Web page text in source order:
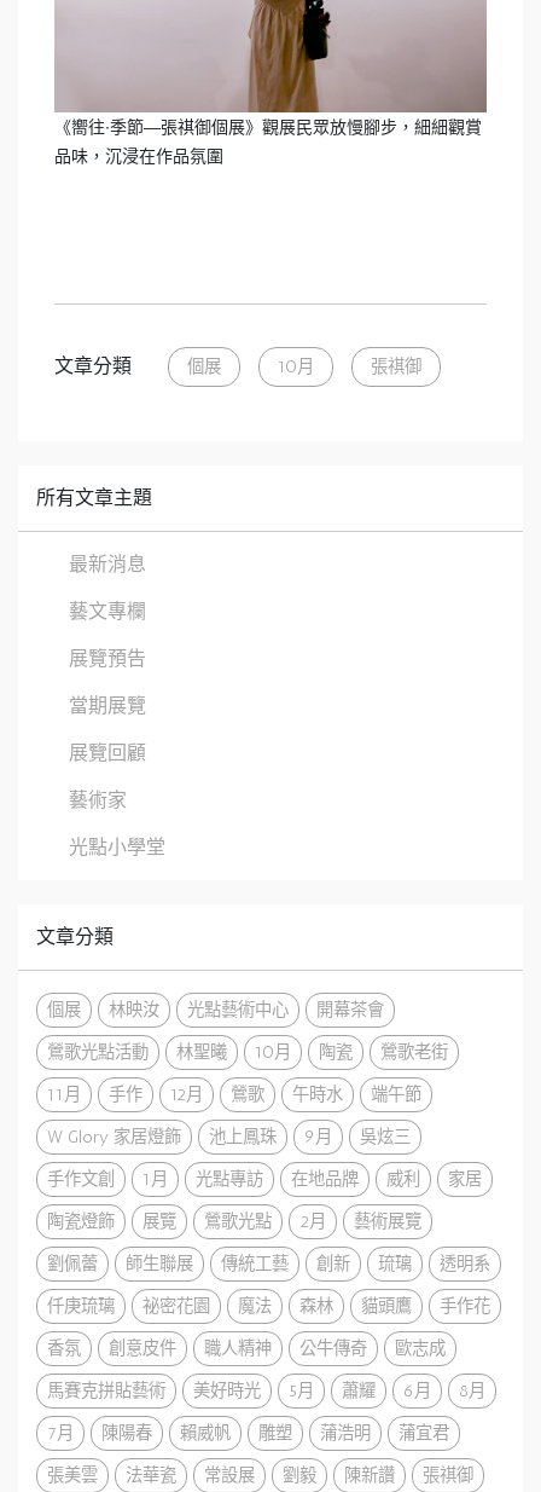
《嚮往∙季節—張祺御個展》觀展民眾放慢腳步，細細觀賞
品味，沉浸在作品氛圍
文章分類 個展 10月 張祺御
所有文章主題
最新消息
藝文專欄
展覽預告
當期展覽
展覽回顧
藝術家
光點小學堂
文章分類
個展 林映汝 光點藝術中心
開幕茶會
鶯歌光點活動
林聖曦 10月 陶瓷
鶯歌老街
11月
手作 12月 鶯歌 午時水
端午節
W Glory 家居燈飾
池上鳳珠 9月
吳炫三
手作文創
1月 光點專訪 在地品牌 威利
家居
陶瓷燈飾
展覽 鶯歌光點 2月
藝術展覽
劉佩蕾
師生聯展 傳統工藝 創新 琉璃
透明系
仟庚琉璃
祕密花園 魔法 森林 貓頭鷹
手作花
香氛
創意皮件 職人精神 公牛傳奇
歐志成
馬賽克拼貼藝術
美好時光 5月 蕭耀 6月
8月
7月
陳陽春 賴威帆 雕塑 蒲浩明
蒲宜君
張美雲
法華瓷 常設展 劉毅 陳新讚
張祺御